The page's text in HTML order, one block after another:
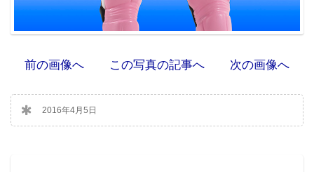
前の画像へ この写真の記事へ 次の画像へ
2016年4月5日